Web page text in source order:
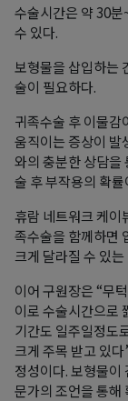
수술시간은 약 30
수 있다.
보형물을 삽입하는
술이 필요하다.
귀족수술 후 이물감
움직이는 증상이 발
와의 충분한 상담을
술 후 부작용의 확
휴람 네트워크 케이
족수술을 함께하면
크게 달라질 수 있
이어 구원장은 “무
이로 수술시간으로
기간도 일주일정도
크게 주목 받고 있
정성이다. 보형물이
문가의 조언을 통해